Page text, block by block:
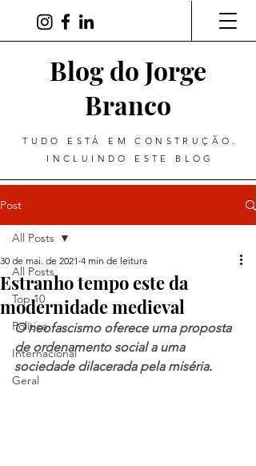
Blog do Jorge
Branco
TUDO ESTÁ EM CONSTRUÇÃO.
INCLUINDO ESTE BLOG
Post
All Posts
Top 10
Política
Internacional
Geral
All Posts
Estranho tempo este da
modernidade medieval
30 de mai. de 2021 4 min de leitura
O neofascismo oferece uma proposta
de ordenamento social a uma
sociedade dilacerada pela miséria.